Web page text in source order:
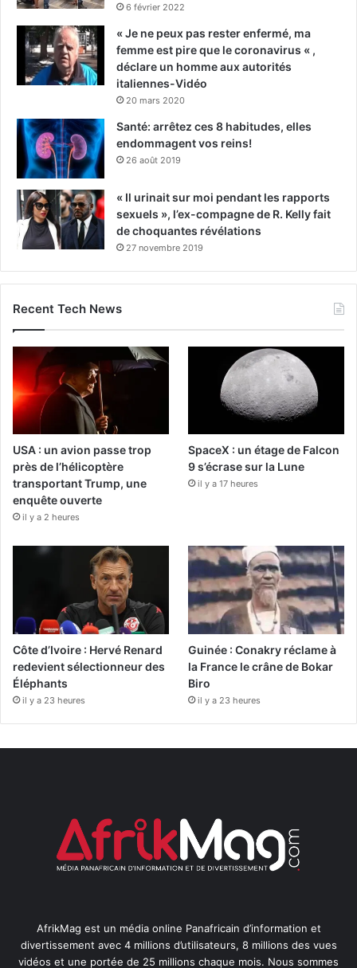
6 février 2022
« Je ne peux pas rester enfermé, ma
femme est pire que le coronavirus « ,
déclare un homme aux autorités
italiennes-Vidéo
20 mars 2020
Santé: arrêtez ces 8 habitudes, elles
endommagent vos reins!
26 août 2019
« Il urinait sur moi pendant les rapports
sexuels », l’ex-compagne de R. Kelly fait
de choquantes révélations
27 novembre 2019
Recent Tech News
USA : un avion passe trop
près de l’hélicoptère
transportant Trump, une
enquête ouverte
il y a 2 heures
SpaceX : un étage de Falcon
9 s’écrase sur la Lune
il y a 17 heures
Côte d’Ivoire : Hervé Renard
redevient sélectionneur des
Éléphants
il y a 23 heures
Guinée : Conakry réclame à
la France le crâne de Bokar
Biro
il y a 23 heures
AfrikMag est un média online Panafricain d’information et
divertissement avec 4 millions d’utilisateurs, 8 millions des vues
vidéos et une portée de 25 millions chaque mois. Nous sommes